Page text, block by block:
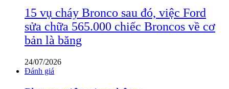
15 vụ cháy Bronco sau đó, việc Ford
sửa chữa 565.000 chiếc Broncos về cơ
bản là băng
24/07/2026
Đánh giá